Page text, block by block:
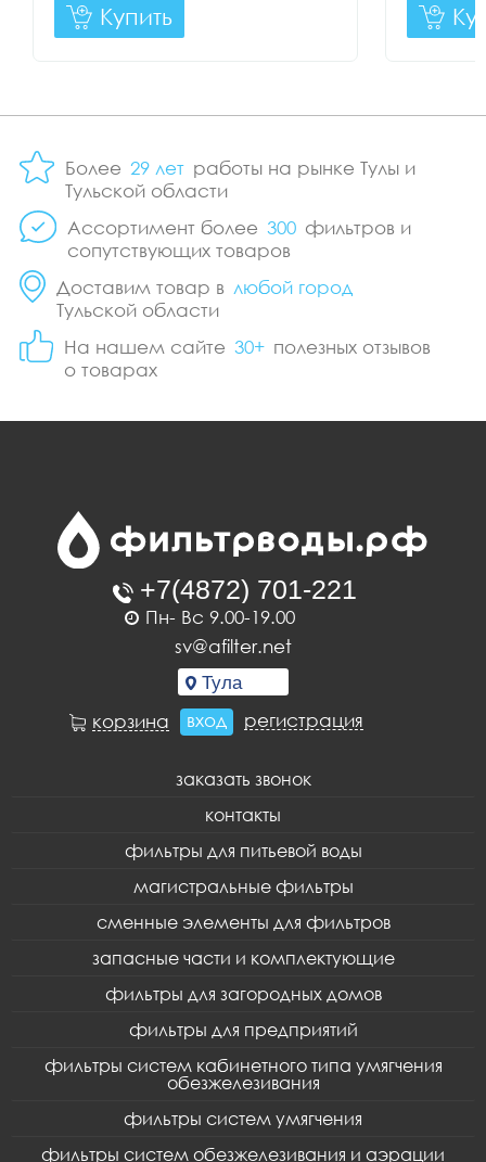
Купить
Более 29 лет работы на рынке Тулы и
Тульской области
Ассортимент более 300 фильтров и
сопутствующих товаров
Доставим товар в любой город
Тульской области
На нашем сайте 30+ полезных отзывов
о товарах
Пн- Вс 9.00-19.00
sv@afilter.net
корзина вход регистрация
заказать звонок
контакты
фильтры для питьевой воды
магистральные фильтры
сменные элементы для фильтров
запасные части и комплектующие
фильтры для загородных домов
фильтры для предприятий
фильтры систем кабинетного типа умягчения
обезжелезивания
фильтры систем умягчения
фильтры систем обезжелезивания и аэрации